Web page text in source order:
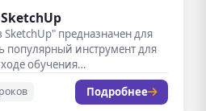
предназначен для
популярный инструмент для
обучения…
Подробнее